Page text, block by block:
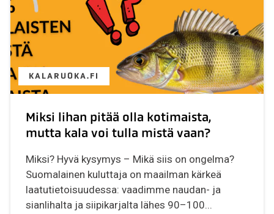
KALARUOKA.FI
Miksi lihan pitää olla kotimaista,
mutta kala voi tulla mistä vaan?
Miksi? Hyvä kysymys – Mikä siis on ongelma?
Suomalainen kuluttaja on maailman kärkeä
laatutietoisuudessa: vaadimme naudan- ja
sianlihalta ja siipikarjalta lähes 90–100...